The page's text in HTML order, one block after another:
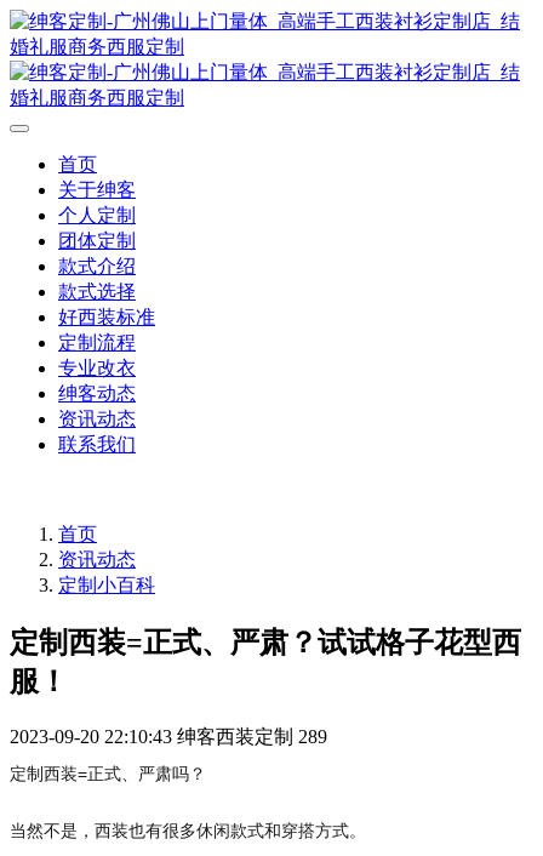
首页
关于绅客
个人定制
团体定制
款式介绍
款式选择
好西装标准
定制流程
专业改衣
绅客动态
资讯动态
联系我们
首页
资讯动态
定制小百科
定制西装=正式、严肃？试试格子花型西
服！
2023-09-20 22:10:43 绅客西装定制 289
定制西装=正式、严肃吗？
当然不是，西装也有很多休闲款式和穿搭方式。